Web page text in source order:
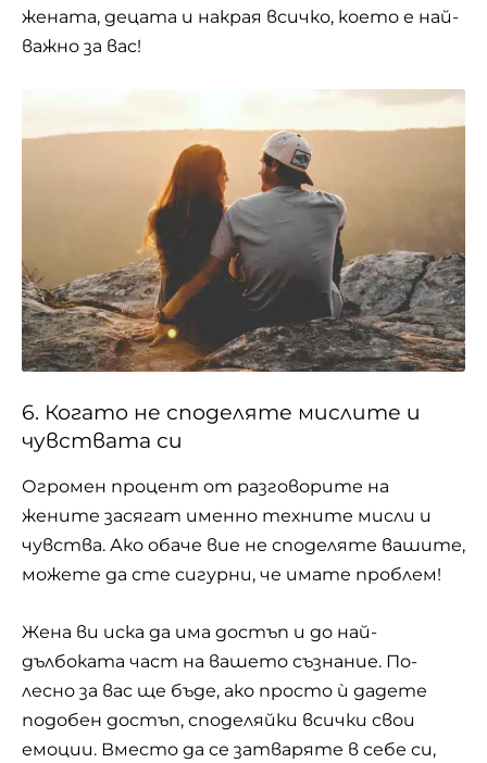
жената, децата и накрая всичко, което е най-
важно за вас!
6. Когато не споделяте мислите и
чувствата си
Огромен процент от разговорите на
жените засягат именно техните мисли и
чувства. Ако обаче вие не споделяте вашите,
можете да сте сигурни, че имате проблем!
Жена ви иска да има достъп и до най-
дълбоката част на вашето съзнание. По-
лесно за вас ще бъде, ако просто ѝ дадете
подобен достъп, споделяйки всички свои
емоции. Вместо да се затваряте в себе си,